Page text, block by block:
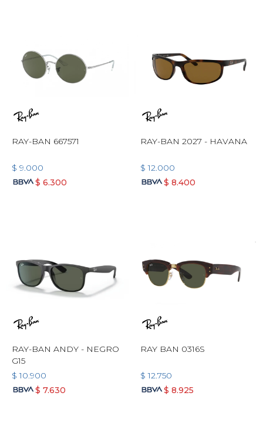
RAY-BAN 667571
$ 9.000
$ 6.300
RAY-BAN 2027 - HAVANA
$ 12.000
$ 8.400
RAY-BAN ANDY - NEGRO
G15
$ 10.900
$ 7.630
RAY BAN 0316S
$ 12.750
$ 8.925